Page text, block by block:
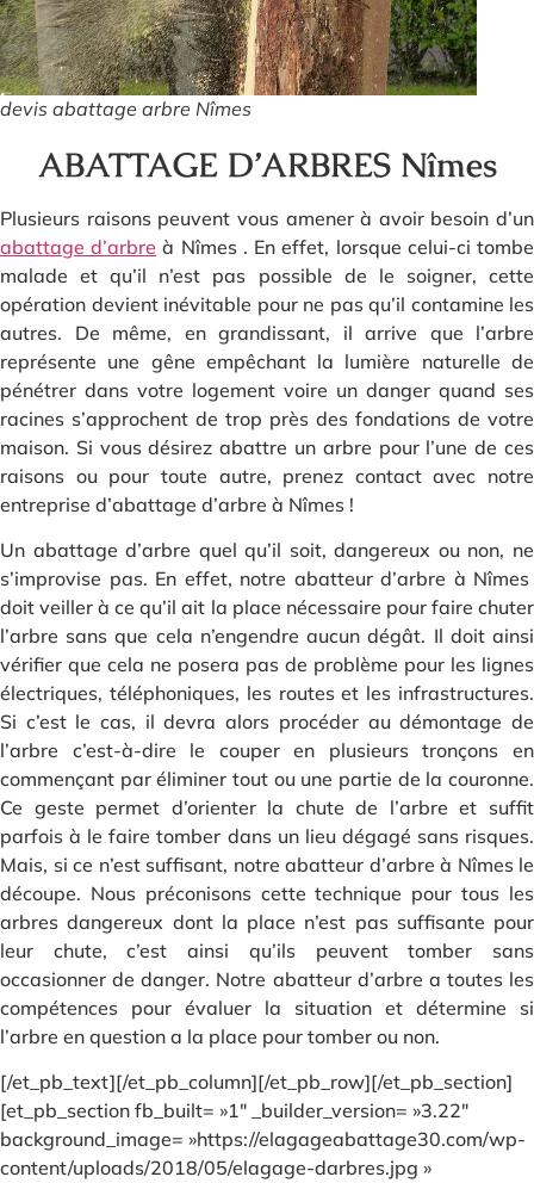
devis abattage arbre Nîmes
ABATTAGE D’ARBRES Nîmes
Plusieurs raisons peuvent vous amener à avoir besoin d’un
abattage d’arbre à Nîmes . En effet, lorsque celui-ci tombe
malade et qu’il n’est pas possible de le soigner, cette
opération devient inévitable pour ne pas qu’il contamine les
autres. De même, en grandissant, il arrive que l’arbre
représente une gêne empêchant la lumière naturelle de
pénétrer dans votre logement voire un danger quand ses
racines s’approchent de trop près des fondations de votre
maison. Si vous désirez abattre un arbre pour l’une de ces
raisons ou pour toute autre, prenez contact avec notre
entreprise d’abattage d’arbre à Nîmes !
Un abattage d’arbre quel qu’il soit, dangereux ou non, ne
s’improvise pas. En effet, notre abatteur d’arbre à Nîmes
doit veiller à ce qu’il ait la place nécessaire pour faire chuter
l’arbre sans que cela n’engendre aucun dégât. Il doit ainsi
vérifier que cela ne posera pas de problème pour les lignes
électriques, téléphoniques, les routes et les infrastructures.
Si c’est le cas, il devra alors procéder au démontage de
l’arbre c’est-à-dire le couper en plusieurs tronçons en
commençant par éliminer tout ou une partie de la couronne.
Ce geste permet d’orienter la chute de l’arbre et suffit
parfois à le faire tomber dans un lieu dégagé sans risques.
Mais, si ce n’est suffisant, notre abatteur d’arbre à Nîmes le
découpe. Nous préconisons cette technique pour tous les
arbres dangereux dont la place n’est pas suffisante pour
leur chute, c’est ainsi qu’ils peuvent tomber sans
occasionner de danger. Notre abatteur d’arbre a toutes les
compétences pour évaluer la situation et détermine si
l’arbre en question a la place pour tomber ou non.
[/et_pb_text][/et_pb_column][/et_pb_row][/et_pb_section]
[et_pb_section fb_built= »1″ _builder_version= »3.22″
background_image= »https://elagageabattage30.com/wp-
content/uploads/2018/05/elagage-darbres.jpg »